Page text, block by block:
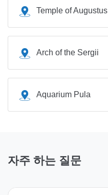
Temple of Augustus
Arch of the Sergii
Aquarium Pula
자주 하는 질문